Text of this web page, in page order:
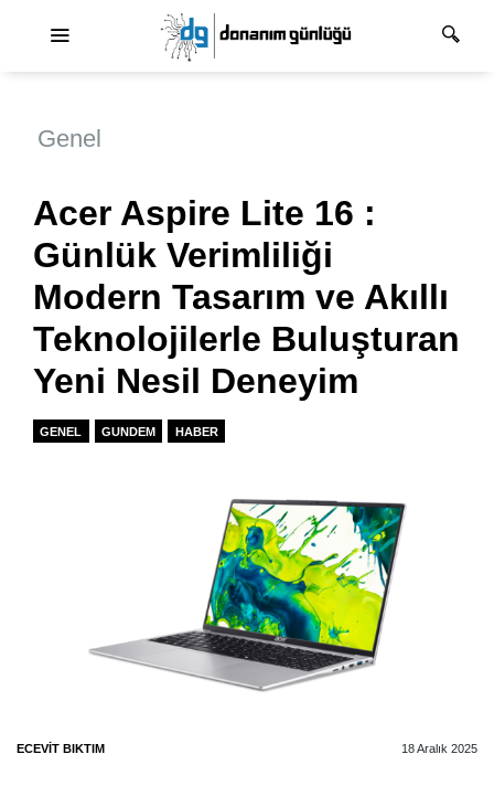
Genel
Acer Aspire Lite 16 :
Günlük Verimliliği
Modern Tasarım ve Akıllı
Teknolojilerle Buluşturan
Yeni Nesil Deneyim
GENEL GUNDEM HABER
ECEVIT BIKTIM 18 Aralık 2025